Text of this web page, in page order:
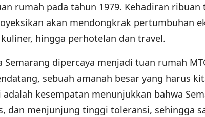
rumah pada tahun 1979. Kehadiran
akan mendongkrak pertumbuhan
hingga perhotelan dan travel.
Semarang dipercaya menjadi tuan rumah
sebuah amanah besar yang harus
kesempatan menunjukkan bahwa
dan menjunjung tinggi toleransi, sehingga